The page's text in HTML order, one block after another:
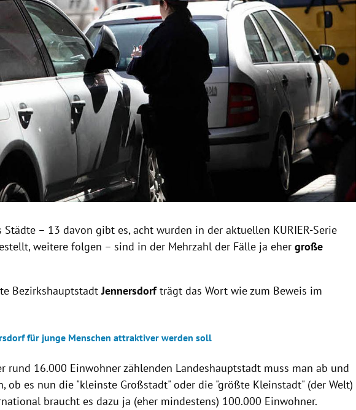
Städte – 13 davon gibt es, acht wurden in der aktuellen KURIER-Serie
weitere folgen – sind in der Mehrzahl der Fälle ja ehergroße
BezirkshauptstadtJennersdorfträgt das Wort wie zum Beweis im
für junge Menschen attraktiver werden soll
rund 16.000 Einwohner zählenden Landeshauptstadt muss man ab und
ob es nun die "kleinste Großstadt" oder die "größte Kleinstadt" (der Welt)
braucht es dazu ja (eher mindestens) 100.000 Einwohner.